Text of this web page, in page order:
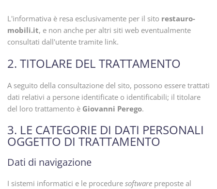
L'informativa è resa esclusivamente per il sito restauro-
mobili.it, e non anche per altri siti web eventualmente
consultati dall'utente tramite link.
2. TITOLARE DEL TRATTAMENTO
A seguito della consultazione del sito, possono essere trattati
dati relativi a persone identificate o identificabili; il titolare
del loro trattamento è Giovanni Perego.
3. LE CATEGORIE DI DATI PERSONALI
OGGETTO DI TRATTAMENTO
Dati di navigazione
I sistemi informatici e le procedure software preposte al